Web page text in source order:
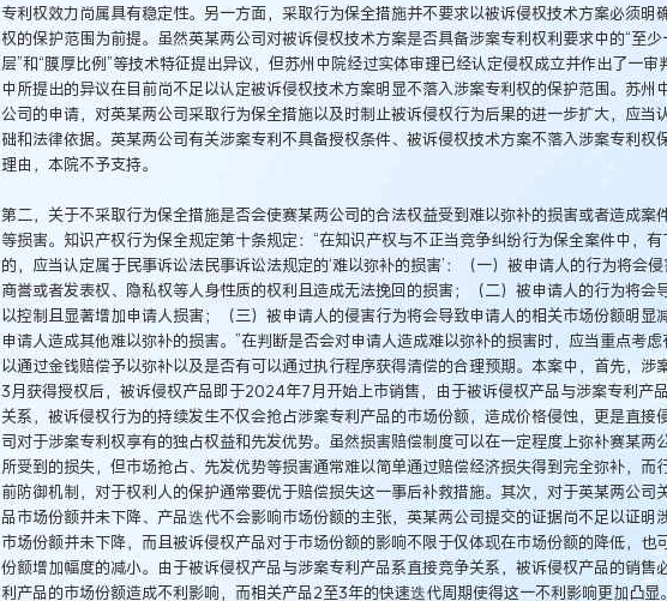
专利权效力尚属具有稳定性。另一方面，采取行为保全措施并不要求以被诉侵权技术方案必须明
权的保护范围为前提。虽然英某两公司对被诉侵权技术方案是否具备涉案专利权利要求中的“至
层”和“膜厚比例”等技术特征提出异议，但苏州中院经过实体审理已经认定侵权成立并作出了一审
中所提出的异议在目前尚不足以认定被诉侵权技术方案明显不落入涉案专利权的保护范围。苏州
公司的申请，对英某两公司采取行为保全措施以及时制止被诉侵权行为后果的进一步扩大，应当
础和法律依据。英某两公司有关涉案专利不具备授权条件、被诉侵权技术方案不落入涉案专利权
理由，本院不予支持。
第二，关于不采取行为保全措施是否会使赛某两公司的合法权益受到难以弥补的损害或者造成案
等损害。知识产权行为保全规定第十条规定：“在知识产权与不正当竞争纠纷行为保全案件中，
的，应当认定属于民事诉讼法民事诉讼法规定的‘难以弥补的损害’：（一）被申请人的行为将会
商誉或者发表权、隐私权等人身性质的权利且造成无法挽回的损害；（二）被申请人的行为将会
以控制且显著增加申请人损害；（三）被申请人的侵害行为将会导致申请人的相关市场份额明显
申请人造成其他难以弥补的损害。”在判断是否会对申请人造成难以弥补的损害时，应当重点考
以通过金钱赔偿予以弥补以及是否有可以通过执行程序获得清偿的合理预期。本案中，首先，
3月获得授权后，被诉侵权产品即于2024年7月开始上市销售，由于被诉侵权产品与涉案专利产
关系，被诉侵权行为的持续发生不仅会抢占涉案专利产品的市场份额，造成价格侵蚀，更是直接
司对于涉案专利权享有的独占权益和先发优势。虽然损害赔偿制度可以在一定程度上弥补赛某两
所受到的损失，但市场抢占、先发优势等损害通常难以简单通过赔偿经济损失得到完全弥补，而
前防御机制，对于权利人的保护通常要优于赔偿损失这一事后补救措施。其次，对于英某两公司
品市场份额并未下降、产品迭代不会影响市场份额的主张，英某两公司提交的证据尚不足以证明
市场份额并未下降，而且被诉侵权产品对于市场份额的影响不限于仅体现在市场份额的降低，也
份额增加幅度的减小。由于被诉侵权产品与涉案专利产品系直接竞争关系，被诉侵权产品的销售
利产品的市场份额造成不利影响，而相关产品2至3年的快速迭代周期使得这一不利影响更加凸显